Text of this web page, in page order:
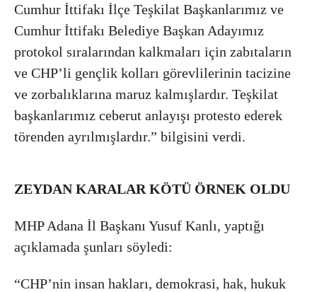
Cumhur İttifakı İlçe Teşkilat Başkanlarımız ve
Cumhur İttifakı Belediye Başkan Adayımız
protokol sıralarından kalkmaları için zabıtaların
ve CHP’li gençlik kolları görevlilerinin tacizine
ve zorbalıklarına maruz kalmışlardır. Teşkilat
başkanlarımız ceberut anlayışı protesto ederek
törenden ayrılmışlardır.” bilgisini verdi.
ZEYDAN KARALAR KÖTÜ ÖRNEK OLDU
MHP Adana İl Başkanı Yusuf Kanlı, yaptığı
açıklamada şunları söyledi:
“CHP’nin insan hakları, demokrasi, hak, hukuk